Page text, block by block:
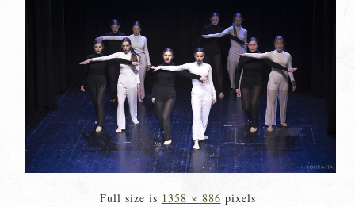
Full size is 1358 × 886 pixels